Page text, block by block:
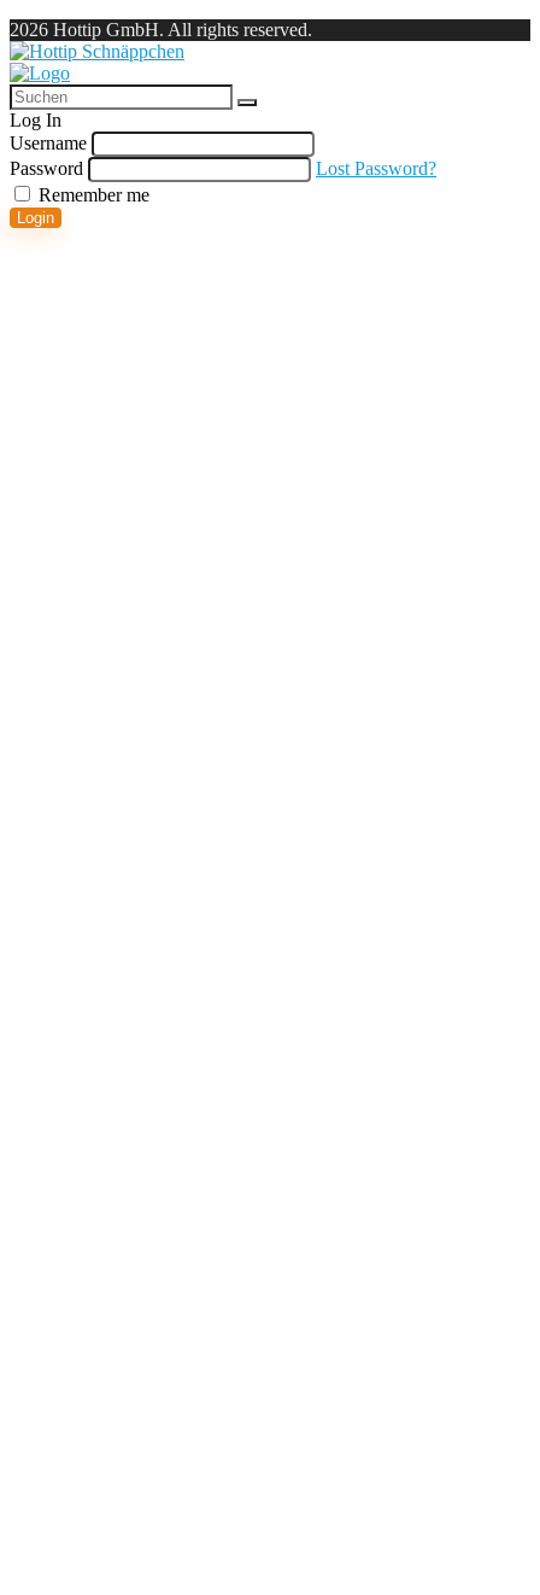
2026 Hottip GmbH. All rights reserved.
Log In
Username
Password
Lost Password?
Remember me
Login